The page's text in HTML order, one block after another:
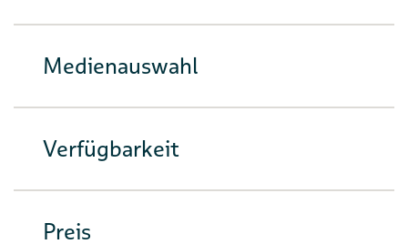
Medienauswahl
Verfügbarkeit
Preis